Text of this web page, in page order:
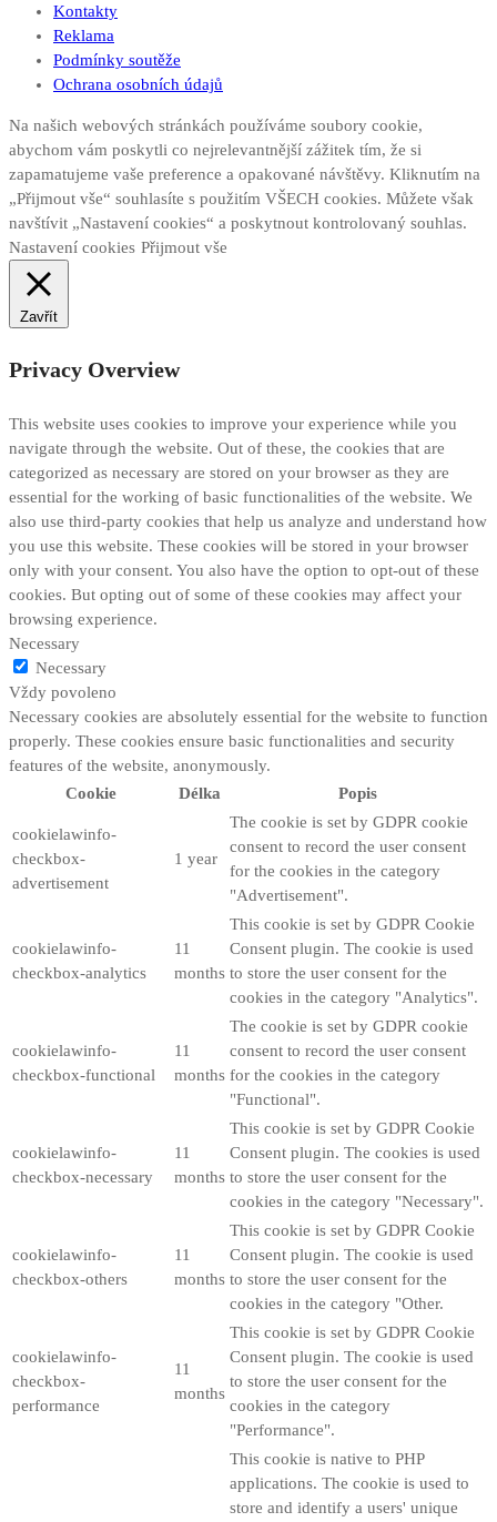
Kontakty
Reklama
Podmínky soutěže
Ochrana osobních údajů
Na našich webových stránkách používáme soubory cookie,
abychom vám poskytli co nejrelevantnější zážitek tím, že si
zapamatujeme vaše preference a opakované návštěvy. Kliknutím na
„Přijmout vše“ souhlasíte s použitím VŠECH cookies. Můžete však
navštívit „Nastavení cookies“ a poskytnout kontrolovaný souhlas.
Nastavení cookies Přijmout vše
Zavřít
Privacy Overview
This website uses cookies to improve your experience while you
navigate through the website. Out of these, the cookies that are
categorized as necessary are stored on your browser as they are
essential for the working of basic functionalities of the website. We
also use third-party cookies that help us analyze and understand how
you use this website. These cookies will be stored in your browser
only with your consent. You also have the option to opt-out of these
cookies. But opting out of some of these cookies may affect your
browsing experience.
Necessary
Necessary
Vždy povoleno
Necessary cookies are absolutely essential for the website to function
properly. These cookies ensure basic functionalities and security
features of the website, anonymously.
Cookie
Délka Popis
cookielawinfo-
checkbox-
advertisement
1 year
The cookie is set by GDPR cookie
consent to record the user consent
for the cookies in the category
"Advertisement".
cookielawinfo-
checkbox-analytics
11
months
This cookie is set by GDPR Cookie
Consent plugin. The cookie is used
to store the user consent for the
cookies in the category "Analytics".
cookielawinfo-
checkbox-functional
11
months
The cookie is set by GDPR cookie
consent to record the user consent
for the cookies in the category
"Functional".
cookielawinfo-
checkbox-necessary
11
months
This cookie is set by GDPR Cookie
Consent plugin. The cookies is used
to store the user consent for the
cookies in the category "Necessary".
cookielawinfo-
checkbox-others
11
months
This cookie is set by GDPR Cookie
Consent plugin. The cookie is used
to store the user consent for the
cookies in the category "Other.
cookielawinfo-
checkbox-
performance
11
months
This cookie is set by GDPR Cookie
Consent plugin. The cookie is used
to store the user consent for the
cookies in the category
"Performance".
This cookie is native to PHP
applications. The cookie is used to
store and identify a users' unique